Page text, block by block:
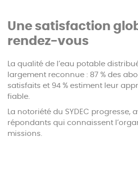
Une satisfaction
rendez-vous
La qualité de l’eau potable
largement reconnue : 87 % des
satisfaits et 94 % estiment leur
fiable.
La notoriété du SYDEC progresse,
répondants qui connaissent
missions.